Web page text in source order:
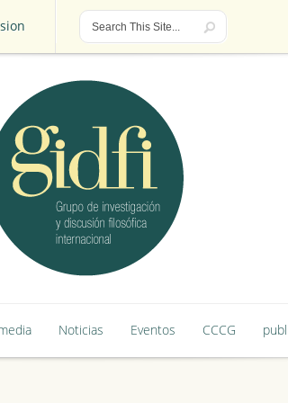
Noticias Eventos CCCG